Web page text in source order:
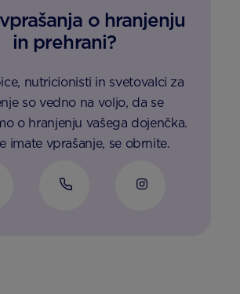
o hranjenju
in prehrani?
nutricionisti in svetovalci za
so vedno na voljo, da se
o hranjenju vašega dojenčka.
imate vprašanje, se obrnite.